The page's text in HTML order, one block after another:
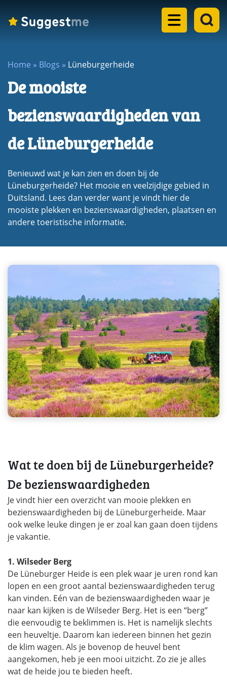
Landen
dropdown
Eilanden
dropdown
dropdown
dropdown
menu
Rondreizen
dropdown
menu
Blogs
Home » Blogs » Lüneburgerheide
De mooiste
bezienswaardigheden van
de Lüneburgerheide
Benieuwd wat je kan zien en doen bij de
Lüneburgerheide? Het mooie en veelzijdige gebied in
Duitsland. Lees dan verder want je vindt hier de
mooiste plekken en bezienswaardigheden, plaatsen en
andere toeristische informatie.
Wat te doen bij de Lüneburgerheide?
De bezienswaardigheden
Je vindt hier een overzicht van mooie plekken en
bezienswaardigheden bij de Lüneburgerheide. Maar
ook welke leuke dingen je er zoal kan gaan doen tijdens
je vakantie.
1. Wilseder Berg
De Lüneburger Heide is een plek waar je uren rond kan
lopen en een groot aantal bezienswaardigheden terug
kan vinden. Eén van de bezienswaardigheden waar je
naar kan kijken is de Wilseder Berg. Het is een “berg”
die eenvoudig te beklimmen is. Het is namelijk slechts
een heuveltje. Daarom kan iedereen binnen het gezin
de klim wagen. Als je bovenop de heuvel bent
aangekomen, heb je een mooi uitzicht. Zo zie je alles
wat de heide jou te bieden heeft.